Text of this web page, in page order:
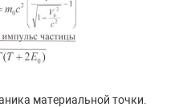
материальной точки.